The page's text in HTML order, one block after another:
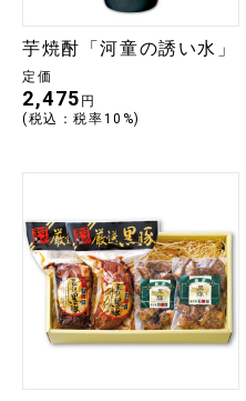
芋焼酎「河童の誘い水」
定価
2,475 円
(税込：税率10%)